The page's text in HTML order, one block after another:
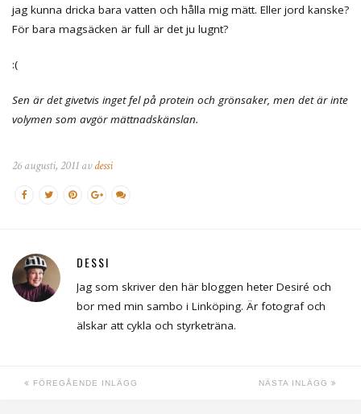
jag kunna dricka bara vatten och hålla mig mätt. Eller jord kanske?
För bara magsäcken är full är det ju lugnt?
:(
Sen är det givetvis inget fel på protein och grönsaker, men det är inte
volymen som avgör mättnadskänslan.
26 augusti, 2011 avdessi
DESSI
Jag som skriver den här bloggen heter Desiré och
bor med min sambo i Linköping. Är fotograf och
älskar att cykla och styrketräna.
FÖREGÅENDE INLÄGG NÄSTA INLÄGG